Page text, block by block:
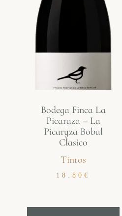
Bodega Finca La
Picaraza – La
Picaryza Bobal
Clasico
Tintos
18.80€